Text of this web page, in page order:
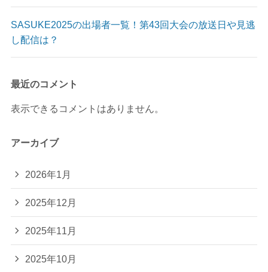
SASUKE2025の出場者一覧！第43回大会の放送日や見逃
し配信は？
最近のコメント
表示できるコメントはありません。
アーカイブ
2026年1月
2025年12月
2025年11月
2025年10月